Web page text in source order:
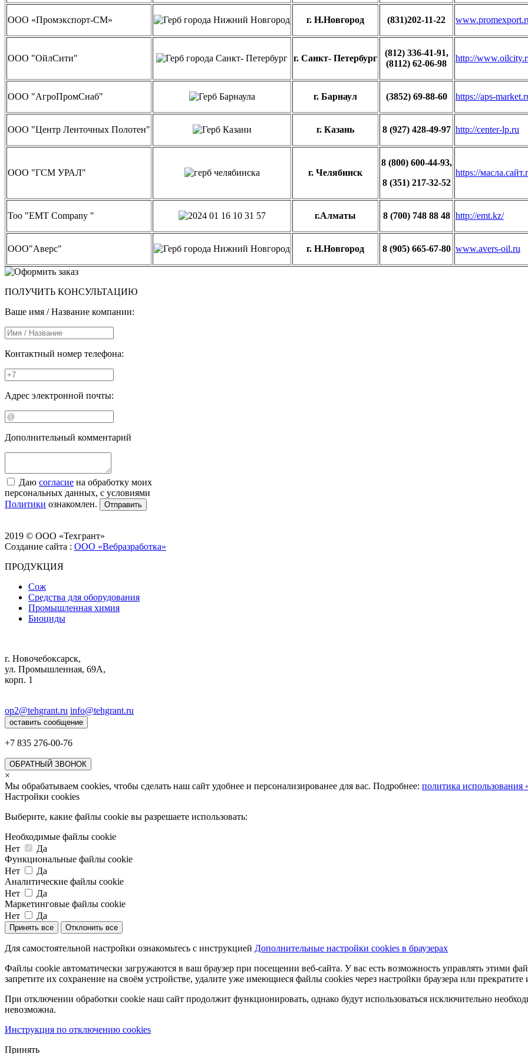
ООО «Промэкспорт-СМ» г. Н.Новгород (831)202-11-22
ООО "ОйлСити" г. Санкт- Петербург
(812) 336-41-91,
(8112) 62-06-98
http://
ООО "АгроПромСнаб" г. Барнаул (3852) 69-88-60 https://aps-
ООО "Центр Ленточных Полотен" г. Казань 8 (927) 428-49-97 http://center-lp.ru
ООО "ГСМ УРАЛ" г. Челябинск
8 (800) 600-44-93,
8 (351) 217-32-52
https://
Тоо "EMT Company " г.Алматы 8 (700) 748 88 48 http://emt.kz/
ООО"Аверс" г. Н.Новгород 8 (905) 665-67-80 www.avers-oil.ru
ПОЛУЧИТЬ КОНСУЛЬТАЦИЮ
Ваше имя / Название компании:
Контактный номер телефона:
Адрес электронной почты:
Дополнительный комментарий
Даю согласие на обработку моих
персональных данных, с условиями
Политики ознакомлен. Отправить
2019 © ООО «Техгрант»
Создание сайта : ООО «Вебразработка»
ПРОДУКЦИЯ
Сож
Средства для оборудования
Промышленная химия
Биоциды
г. Новочебоксарск,
ул. Промышленная, 69А,
корп. 1
op2@tehgrant.ru info@tehgrant.ru
оставить сообщение
+7 835 276-00-76
ОБРАТНЫЙ ЗВОНОК
×
Мы обрабатываем cookies, чтобы сделать наш сайт удобнее и персонализированее для вас. Подробнее: политика использования
Настройки cookies
Выберите, какие файлы cookie вы разрешаете использовать:
Необходимые файлы cookie
Нет
Да
Функциональные файлы cookie
Нет
Да
Аналитические файлы cookie
Нет
Да
Маркетинговые файлы cookie
Нет
Да
Принять все Отклонить все
Для самостоятельной настройки ознакомьтесь с инструкцией Дополнительные настройки cookies в браузерах
Файлы cookie автоматически загружаются в ваш браузер при посещении веб-сайта. У вас есть возможность управлять этими
запретите их сохранение на своём устройстве, удалите уже имеющиеся файлы cookies через настройки браузера или прекратите
При отключении обработки cookie наш сайт продолжит функционировать, однако будут использоваться исключительно
невозможна.
Инструкция по отключению cookies
Принять